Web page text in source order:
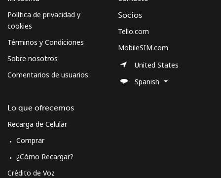
Política de privacidad y
cookies
Términos y Condiciones
Sobre nosotros
Comentarios de usuarios
Lo que ofrecemos
Recarga de Celular
Comprar
¿Cómo Recargar?
Crédito de Voz
Socios
Tello.com
MobileSIM.com
United States
Spanish